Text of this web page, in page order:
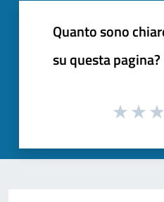
Quanto sono
su questa pagina?